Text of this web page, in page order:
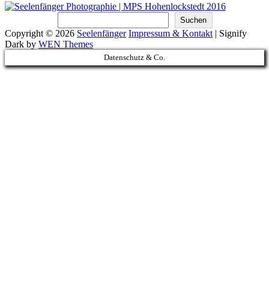
Suchen
Copyright © 2026 Seelenfänger Impressum & Kontakt | Signify
Dark by WEN Themes
Scroll
Up
Datenschutz & Co.